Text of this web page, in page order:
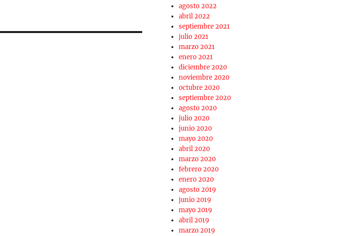
agosto 2022
abril 2022
septiembre 2021
julio 2021
marzo 2021
enero 2021
diciembre 2020
noviembre 2020
octubre 2020
septiembre 2020
agosto 2020
julio 2020
junio 2020
mayo 2020
abril 2020
marzo 2020
febrero 2020
enero 2020
agosto 2019
junio 2019
mayo 2019
abril 2019
marzo 2019